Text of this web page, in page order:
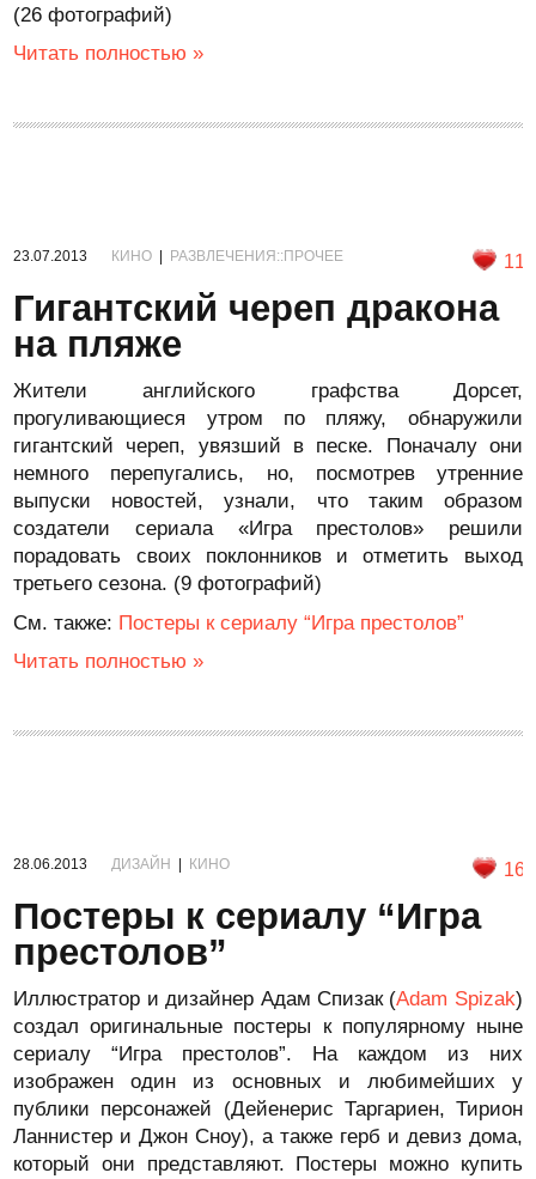
(26 фотографий)
Читать полностью »
23.07.2013 КИНО РАЗВЛЕЧЕНИЯ::ПРОЧЕЕ 11
Гигантский череп дракона
на пляже
Жители английского графства Дорсет,
прогуливающиеся утром по пляжу, обнаружили
гигантский череп, увязший в песке. Поначалу они
немного перепугались, но, посмотрев утренние
выпуски новостей, узнали, что таким образом
создатели сериала «Игра престолов» решили
порадовать своих поклонников и отметить выход
третьего сезона. (9 фотографий)
См. также: Постеры к сериалу “Игра престолов”
Читать полностью »
28.06.2013 ДИЗАЙН КИНО 16
Постеры к сериалу “Игра
престолов”
Иллюстратор и дизайнер Адам Спизак (Adam Spizak)
создал оригинальные постеры к популярному ныне
сериалу “Игра престолов”. На каждом из них
изображен один из основных и любимейших у
публики персонажей (Дейенерис Таргариен, Тирион
Ланнистер и Джон Сноу), а также герб и девиз дома,
который они представляют. Постеры можно купить